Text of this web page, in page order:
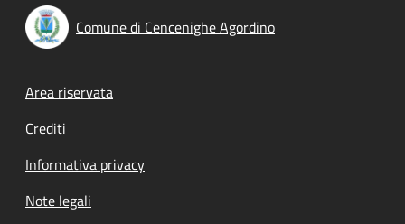
Comune di Cencenighe Agordino
Footer menu
Area riservata
Crediti
Informativa privacy
Note legali